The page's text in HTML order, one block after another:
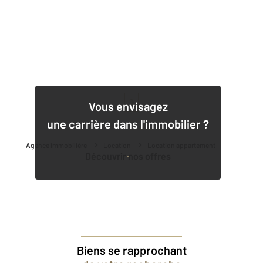
Agence immobilière
Vous envisagez
une carrière dans l'immobilier ?
Découvrir nos offres
1
Biens se rapprochant